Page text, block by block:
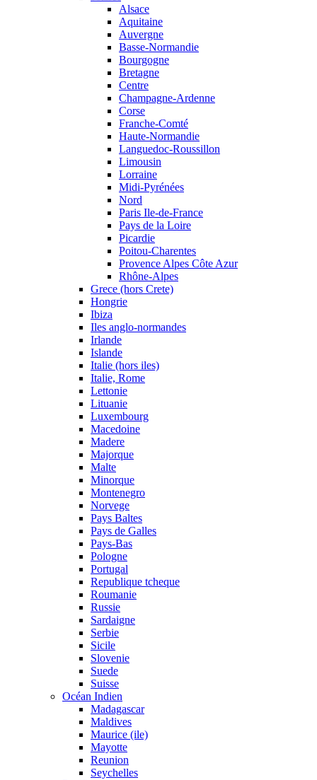
Alsace
Aquitaine
Auvergne
Basse-Normandie
Bourgogne
Bretagne
Centre
Champagne-Ardenne
Corse
Franche-Comté
Haute-Normandie
Languedoc-Roussillon
Limousin
Lorraine
Midi-Pyrénées
Nord
Paris Ile-de-France
Pays de la Loire
Picardie
Poitou-Charentes
Provence Alpes Côte Azur
Rhône-Alpes
Grece (hors Crete)
Hongrie
Ibiza
Iles anglo-normandes
Irlande
Islande
Italie (hors iles)
Italie, Rome
Lettonie
Lituanie
Luxembourg
Macedoine
Madere
Majorque
Malte
Minorque
Montenegro
Norvege
Pays Baltes
Pays de Galles
Pays-Bas
Pologne
Portugal
Republique tcheque
Roumanie
Russie
Sardaigne
Serbie
Sicile
Slovenie
Suede
Suisse
Océan Indien
Madagascar
Maldives
Maurice (ile)
Mayotte
Reunion
Seychelles